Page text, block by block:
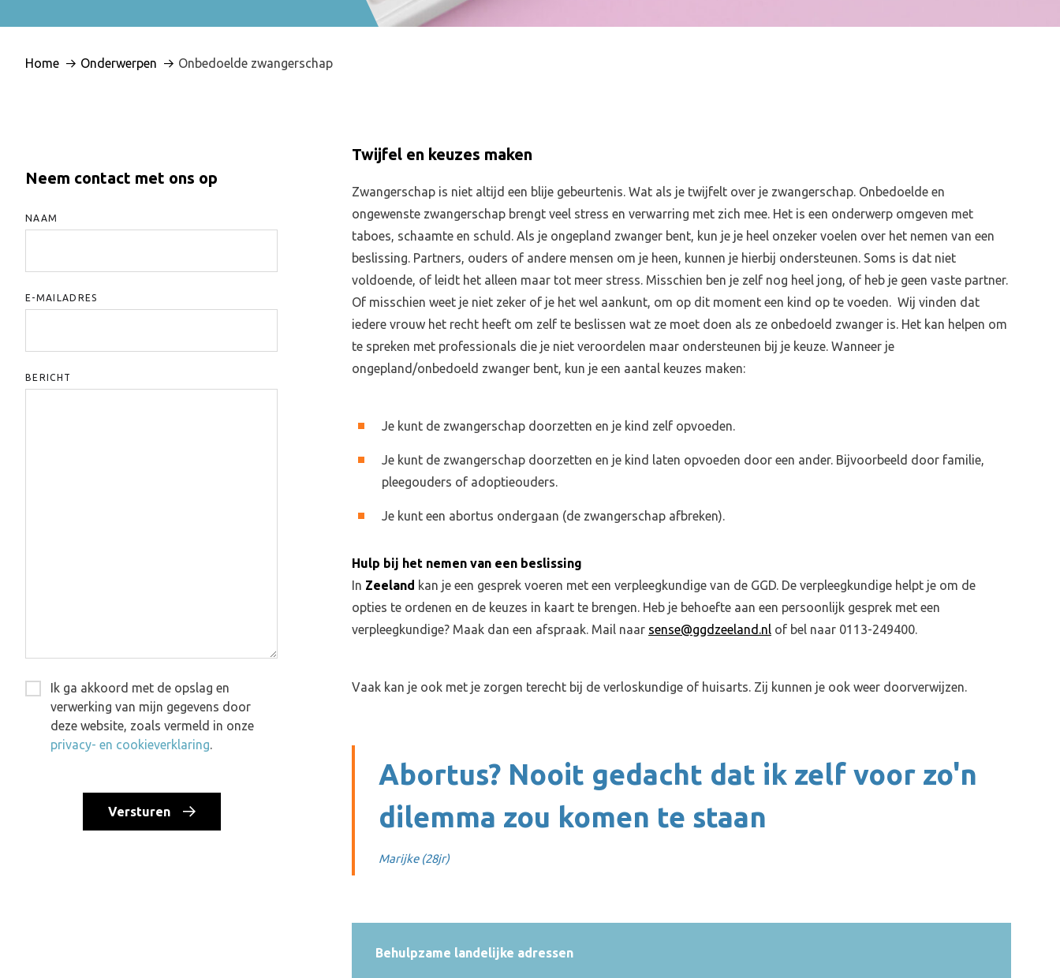
Onderwerpen Verwijzers Nieuws Over ons Contact
Home Onderwerpen Onbedoelde zwangerschap
Twijfel en keuzes maken
Zwangerschap is niet altijd een blije gebeurtenis. Wat als je twijfelt over je zwangerschap. Onbedoelde en
ongewenste zwangerschap brengt veel stress en verwarring met zich mee. Het is een onderwerp omgeven met
taboes, schaamte en schuld. Als je ongepland zwanger bent, kun je je heel onzeker voelen over het nemen van een
beslissing. Partners, ouders of andere mensen om je heen, kunnen je hierbij ondersteunen. Soms is dat niet
voldoende, of leidt het alleen maar tot meer stress. Misschien ben je zelf nog heel jong, of heb je geen vaste partner.
Of misschien weet je niet zeker of je het wel aankunt, om op dit moment een kind op te voeden. Wij vinden dat
iedere vrouw het recht heeft om zelf te beslissen wat ze moet doen als ze onbedoeld zwanger is. Het kan helpen om
te spreken met professionals die je niet veroordelen maar ondersteunen bij je keuze. Wanneer je
ongepland/onbedoeld zwanger bent, kun je een aantal keuzes maken:
Je kunt de zwangerschap doorzetten en je kind zelf opvoeden.
Je kunt de zwangerschap doorzetten en je kind laten opvoeden door een ander. Bijvoorbeeld door familie,
pleegouders of adoptieouders.
Je kunt een abortus ondergaan (de zwangerschap afbreken).
Hulp bij het nemen van een beslissing
In Zeeland kan je een gesprek voeren met een verpleegkundige van de GGD. De verpleegkundige helpt je om de
opties te ordenen en de keuzes in kaart te brengen. Heb je behoefte aan een persoonlijk gesprek met een
verpleegkundige? Maak dan een afspraak. Mail naar sense@ggdzeeland.nl of bel naar 0113-249400.
Vaak kan je ook met je zorgen terecht bij de verloskundige of huisarts. Zij kunnen je ook weer doorverwijzen.
Abortus? Nooit gedacht dat ik zelf voor zo'n
dilemma zou komen te staan
Marijke (28jr)
Behulpzame landelijke adressen
Neem contact met ons op
NAAM
E-MAILADRES
BERICHT
Ik ga akkoord met de opslag en
verwerking van mijn gegevens door
deze website, zoals vermeld in onze
privacy- en cookieverklaring
Versturen